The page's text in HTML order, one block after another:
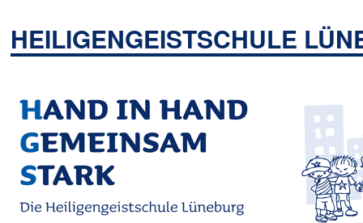
springen
HEILIGENGEISTSCHULE